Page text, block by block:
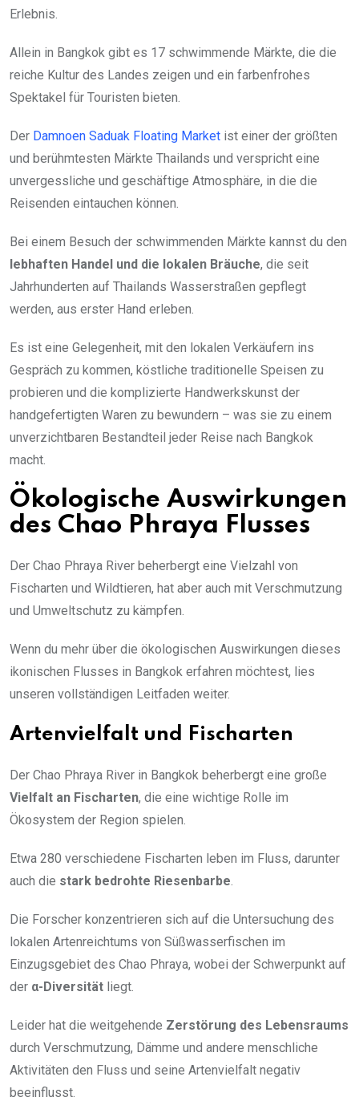
Erlebnis.
Allein in Bangkok gibt es 17 schwimmende Märkte, die die
reiche Kultur des Landes zeigen und ein farbenfrohes
Spektakel für Touristen bieten.
Der Damnoen Saduak Floating Market ist einer der größten
und berühmtesten Märkte Thailands und verspricht eine
unvergessliche und geschäftige Atmosphäre, in die die
Reisenden eintauchen können.
Bei einem Besuch der schwimmenden Märkte kannst du den
lebhaften Handel und die lokalen Bräuche, die seit
Jahrhunderten auf Thailands Wasserstraßen gepflegt
werden, aus erster Hand erleben.
Es ist eine Gelegenheit, mit den lokalen Verkäufern ins
Gespräch zu kommen, köstliche traditionelle Speisen zu
probieren und die komplizierte Handwerkskunst der
handgefertigten Waren zu bewundern – was sie zu einem
unverzichtbaren Bestandteil jeder Reise nach Bangkok
macht.
Ökologische Auswirkungen
des Chao Phraya Flusses
Der Chao Phraya River beherbergt eine Vielzahl von
Fischarten und Wildtieren, hat aber auch mit Verschmutzung
und Umweltschutz zu kämpfen.
Wenn du mehr über die ökologischen Auswirkungen dieses
ikonischen Flusses in Bangkok erfahren möchtest, lies
unseren vollständigen Leitfaden weiter.
Artenvielfalt und Fischarten
Der Chao Phraya River in Bangkok beherbergt eine große
Vielfalt an Fischarten, die eine wichtige Rolle im
Ökosystem der Region spielen.
Etwa 280 verschiedene Fischarten leben im Fluss, darunter
auch die stark bedrohte Riesenbarbe
Die Forscher konzentrieren sich auf die Untersuchung des
lokalen Artenreichtums von Süßwasserfischen im
Einzugsgebiet des Chao Phraya, wobei der Schwerpunkt auf
der α-Diversität liegt.
Leider hat die weitgehende Zerstörung des Lebensraums
durch Verschmutzung, Dämme und andere menschliche
Aktivitäten den Fluss und seine Artenvielfalt negativ
beeinflusst.